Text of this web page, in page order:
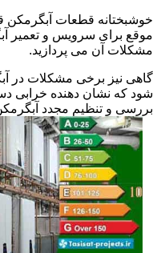
خوشبختانه قطعات آبگرمکن
موقع برای سرویس و تعمیر
مشکلات آن می پردازید.
گاهی نیز برخی مشکلات در
شود که نشان دهنده خرابی
بررسی و تنظیم مجدد